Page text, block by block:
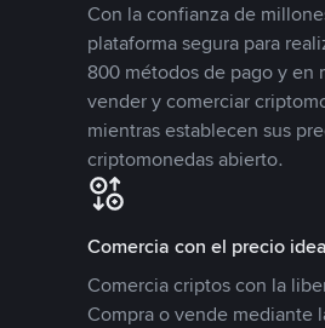
Con la confianza de
plataforma segura para
800 métodos de pago y en
vender y comerciar
mientras establecen sus
criptomonedas abierto.
Comercia con el precio
Comercia criptos con la
Compra o vende mediante